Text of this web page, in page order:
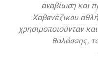
αναβίωση και
Χαβανέζικου
χρησιμοποιούνταν
θαλάσσης,